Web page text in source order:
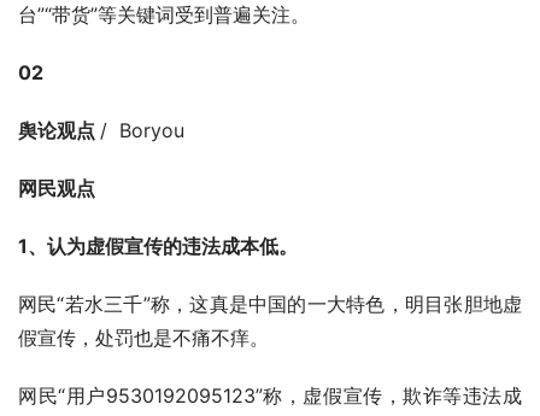
台”“带货”等关键词受到普遍关注。
02
舆论观点 /  Boryou
网民观点
1、认为虚假宣传的违法成本低。
网民“若水三千”称，这真是中国的一大特色，明目张胆地虚
假宣传，处罚也是不痛不痒。
网民“用户9530192095123”称，虚假宣传，欺诈等违法成